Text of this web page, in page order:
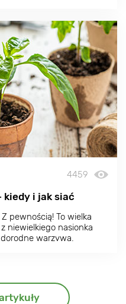
4459
kiedy i jak siać
pewnością! To wielka
niewielkiego nasionka
warzywa.
zabiegów